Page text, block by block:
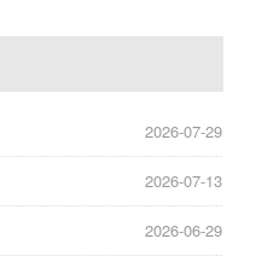
2026-07-29
2026-07-13
2026-06-29